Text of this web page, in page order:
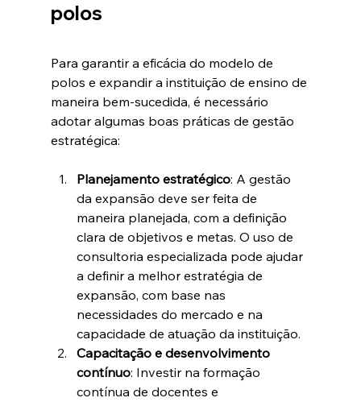
polos
Para garantir a eficácia do modelo de
polos e expandir a instituição de ensino de
maneira bem-sucedida, é necessário
adotar algumas boas práticas de gestão
estratégica:
Planejamento estratégico: A gestão
da expansão deve ser feita de
maneira planejada, com a definição
clara de objetivos e metas. O uso de
consultoria especializada pode ajudar
a definir a melhor estratégia de
expansão, com base nas
necessidades do mercado e na
capacidade de atuação da instituição.
Capacitação e desenvolvimento
contínuo: Investir na formação
contínua de docentes e